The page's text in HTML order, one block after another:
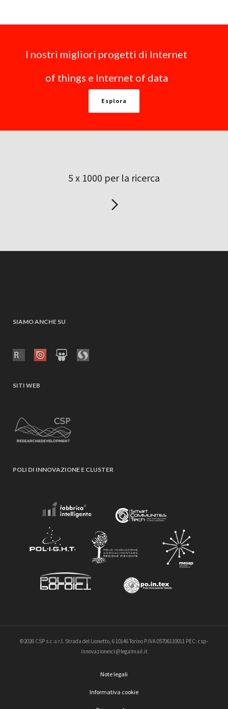
I nostri migliori progetti di Internet
of things e Internet of data
Esplora
5 x 1000 per la ricerca
SIAMO ANCHE SU
SITI WEB
POLI DI INNOVAZIONE E CLUSTER
©2026 CSP s.c.a r.l. Strada del Lionetto, 6 10146 Torino P.IVA 05706110011 PEC: csp-
innovazioneict@legalmail.it
Note legali
Informativa cookie